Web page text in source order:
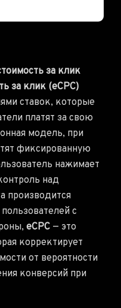
за клик
за клик (eCPC)
ставок, которые
платят за свою
модель, при
фиксированную
нажимает
над
производится
с
eCPC — это
корректирует
от вероятности
конверсий при